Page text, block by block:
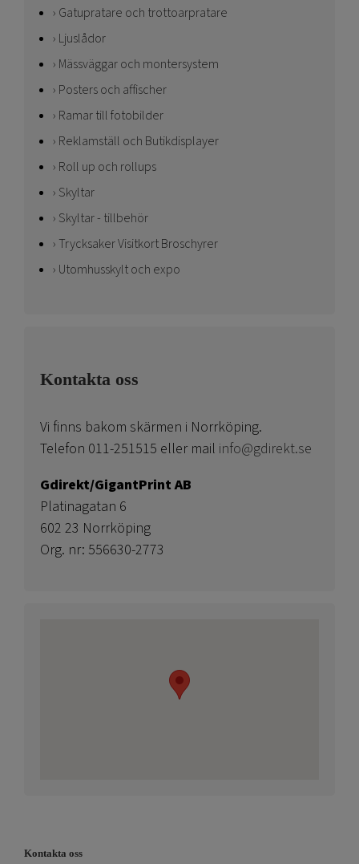
Gatupratare och trottoarpratare
Ljuslådor
Mässväggar och montersystem
Posters och affischer
Ramar till fotobilder
Reklamställ och Butikdisplayer
Roll up och rollups
Skyltar
Skyltar - tillbehör
Trycksaker Visitkort Broschyrer
Utomhusskylt och expo
Kontakta oss
Vi finns bakom skärmen i Norrköping.
Telefon 011-251515 eller mail info@gdirekt.se
Gdirekt/GigantPrint AB
Platinagatan 6
602 23 Norrköping
Org. nr: 556630-2773
Kontakta oss